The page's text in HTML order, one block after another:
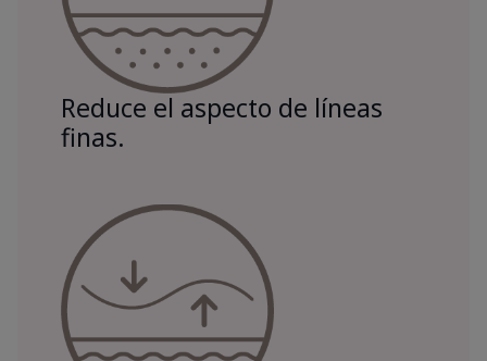
Reduce el aspecto de líneas
finas.